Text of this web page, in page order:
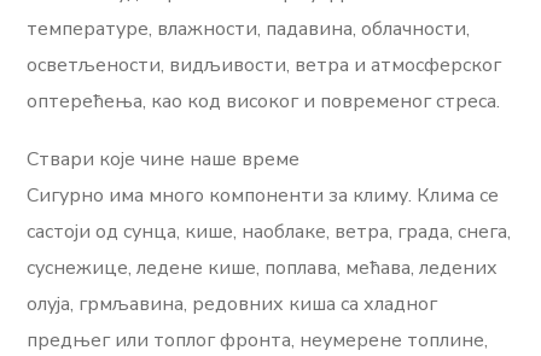
температуре, влажности, падавина, облачности,
осветљености, видљивости, ветра и атмосферског
оптерећења, као код високог и повременог стреса.
Ствари које чине наше време
Сигурно има много компоненти за климу. Клима се
састоји од сунца, кише, наоблаке, ветра, града, снега,
суснежице, ледене кише, поплава, мећава, ледених
олуја, грмљавина, редовних киша са хладног
предњег или топлог фронта, неумерене топлине,